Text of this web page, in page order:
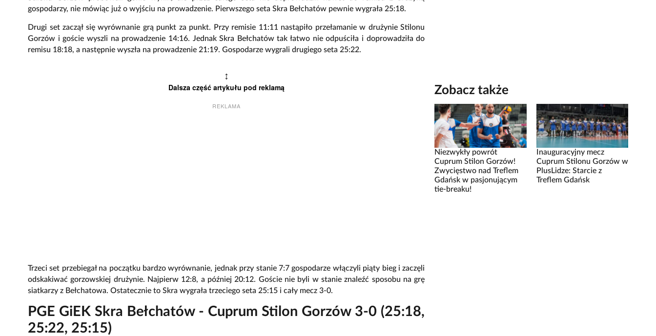
gospodarzy, nie mówiąc już o wyjściu na prowadzenie. Pierwszego seta Skra Bełchatów pewnie wygrała 25:18.
Drugi set zaczął się wyrównanie grą punkt za punkt. Przy remisie 11:11 nastąpiło przełamanie w drużynie Stilonu
Gorzów i goście wyszli na prowadzenie 14:16. Jednak Skra Bełchatów tak łatwo nie odpuściła i doprowadziła do
remisu 18:18, a następnie wyszła na prowadzenie 21:19. Gospodarze wygrali drugiego seta 25:22.
↕
Dalsza część artykułu pod reklamą
REKLAMA
Trzeci set przebiegał na początku bardzo wyrównanie, jednak przy stanie 7:7 gospodarze włączyli piąty bieg i zaczęli
odskakiwać gorzowskiej drużynie. Najpierw 12:8, a później 20:12. Goście nie byli w stanie znaleźć sposobu na grę
siatkarzy z Bełchatowa. Ostatecznie to Skra wygrała trzeciego seta 25:15 i cały mecz 3-0.
PGE GiEK Skra Bełchatów - Cuprum Stilon Gorzów 3-0 (25:18,
25:22, 25:15)
Zobacz także
Niezwykły powrót
Cuprum Stilon Gorzów!
Zwycięstwo nad Treflem
Gdańsk w pasjonującym
tie-breaku!
Inauguracyjny mecz
Cuprum Stilonu Gorzów w
PlusLidze: Starcie z
Treflem Gdańsk